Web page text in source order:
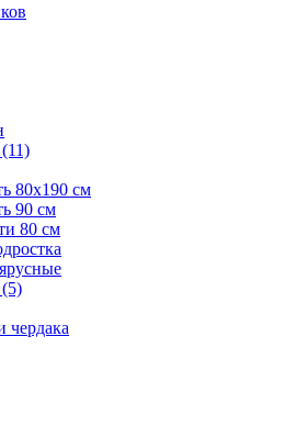
80х190 см
90 см
80 см
чердака